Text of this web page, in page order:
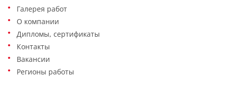
Галерея работ
О компании
Дипломы, сертификаты
Контакты
Вакансии
Регионы работы